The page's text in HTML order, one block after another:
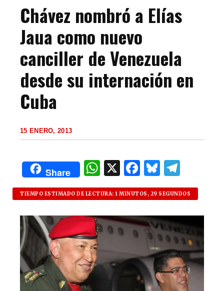
Chávez nombró a Elías
Jaua como nuevo
canciller de Venezuela
desde su internación en
Cuba
15 ENERO, 2013
Share
W
h
at
s
A
p
X F
a
c
e
b
o
k
B
lu
es
k
y
el
e
g
ra
m
TIEMPO ESTIMADO DE LECTURA: 1 MINUTOS, 29 SEGUNDOS